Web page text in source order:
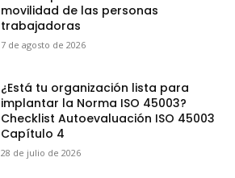
movilidad de las personas
trabajadoras
7 de agosto de 2026
¿Está tu organización lista para
implantar la Norma ISO 45003?
Checklist Autoevaluación ISO 45003
Capítulo 4
28 de julio de 2026